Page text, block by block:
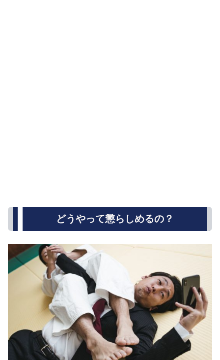
どうやって懲らしめるの？